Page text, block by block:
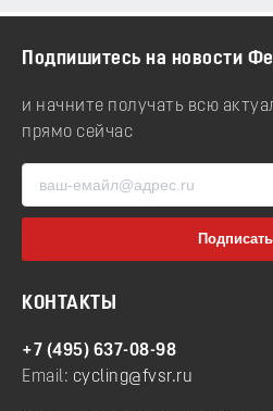
Подпишитесь на новости
и начните получать всю
прямо сейчас
КОНТАКТЫ
+7 (495) 637-08-98
Email: cycling@fvsr.ru